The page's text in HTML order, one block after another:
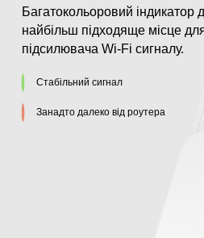
Багатокольоровий індикатор
найбільш підходяще місце
підсилювача Wi-Fi сигналу.
Стабільний сигнал
Занадто далеко від роутера